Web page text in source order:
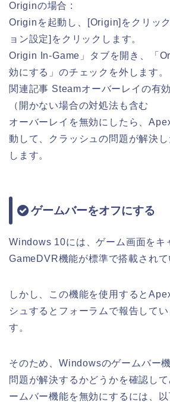
Originの場合 :
Originを起動し、[Origin]をクリッ
ョン設定]をクリックします。
Origin In-Game」タブを開き、「
効にする」のチェックを外します。
関連記事 Steamオーバーレイの有
（開かない場合の対処法も含む
オーバーレイを無効にしたら、
動して、クラッシュの問題が解決
します。
ゲームバーをオフにする
Windows 10には、ゲーム画面をキ
GameDVR機能が標準で搭載されて
しかし、この機能を使用すると
シュするとフォーラムで報告して
す。
そのため、Windowsのゲームバー
問題が解決するかどうかを確認し
ームバー機能を無効にするには、